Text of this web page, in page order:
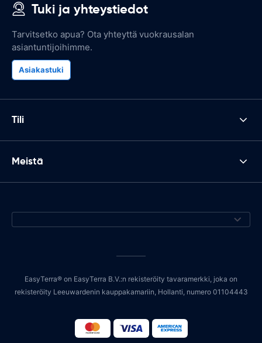
Tuki ja yhteystiedot
Tarvitsetko apua? Ota yhteyttä vuokrausalan
asiantuntijoihimme.
Asiakastuki
Tili
Meistä
EasyTerra® on EasyTerra B.V.:n rekisteröity tavaramerkki, joka on
rekisteröity Leeuwardenin kauppakamariin, Hollanti, numero 01104443